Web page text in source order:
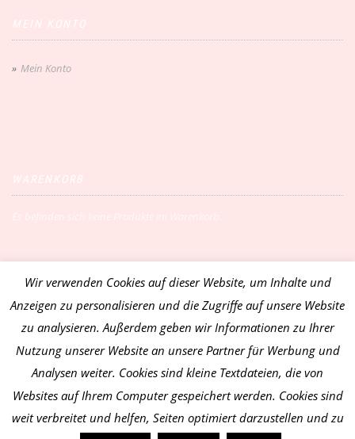
Mein Konto
Wir verwenden Cookies auf dieser Website, um Inhalte und
Anzeigen zu personalisieren und die Zugriffe auf unsere Website
zu analysieren. Außerdem geben wir Informationen zu Ihrer
Nutzung unserer Website an unsere Partner für Werbung und
Analysen weiter. Cookies sind kleine Textdateien, die von
Websites auf Ihrem Computer gespeichert werden. Cookies sind
weit verbreitet und helfen, Seiten optimiert darzustellen und zu